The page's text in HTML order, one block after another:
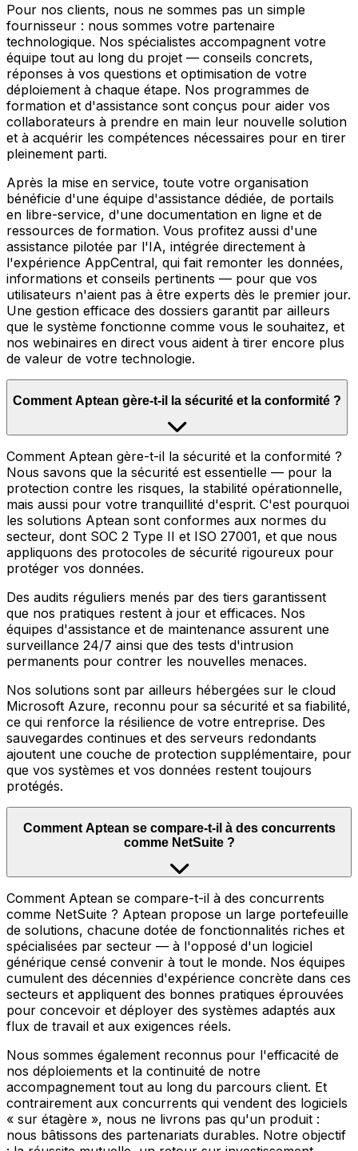
Pour nos clients, nous ne sommes pas un simple
fournisseur : nous sommes votre partenaire
technologique. Nos spécialistes accompagnent votre
équipe tout au long du projet — conseils concrets,
réponses à vos questions et optimisation de votre
déploiement à chaque étape. Nos programmes de
formation et d'assistance sont conçus pour aider vos
collaborateurs à prendre en main leur nouvelle solution
et à acquérir les compétences nécessaires pour en tirer
pleinement parti.
Après la mise en service, toute votre organisation
bénéficie d'une équipe d'assistance dédiée, de portails
en libre-service, d'une documentation en ligne et de
ressources de formation. Vous profitez aussi d'une
assistance pilotée par l'IA, intégrée directement à
l'expérience AppCentral, qui fait remonter les données,
informations et conseils pertinents — pour que vos
utilisateurs n'aient pas à être experts dès le premier jour.
Une gestion efficace des dossiers garantit par ailleurs
que le système fonctionne comme vous le souhaitez, et
nos webinaires en direct vous aident à tirer encore plus
de valeur de votre technologie.
Comment Aptean gère-t-il la sécurité et la conformité ?
Comment Aptean gère-t-il la sécurité et la conformité ?
Nous savons que la sécurité est essentielle — pour la
protection contre les risques, la stabilité opérationnelle,
mais aussi pour votre tranquillité d'esprit. C'est pourquoi
les solutions Aptean sont conformes aux normes du
secteur, dont SOC 2 Type II et ISO 27001, et que nous
appliquons des protocoles de sécurité rigoureux pour
protéger vos données.
Des audits réguliers menés par des tiers garantissent
que nos pratiques restent à jour et efficaces. Nos
équipes d'assistance et de maintenance assurent une
surveillance 24/7 ainsi que des tests d'intrusion
permanents pour contrer les nouvelles menaces.
Nos solutions sont par ailleurs hébergées sur le cloud
Microsoft Azure, reconnu pour sa sécurité et sa fiabilité,
ce qui renforce la résilience de votre entreprise. Des
sauvegardes continues et des serveurs redondants
ajoutent une couche de protection supplémentaire, pour
que vos systèmes et vos données restent toujours
protégés.
Comment Aptean se compare-t-il à des concurrents
comme NetSuite ?
Comment Aptean se compare-t-il à des concurrents
comme NetSuite ? Aptean propose un large portefeuille
de solutions, chacune dotée de fonctionnalités riches et
spécialisées par secteur — à l'opposé d'un logiciel
générique censé convenir à tout le monde. Nos équipes
cumulent des décennies d'expérience concrète dans ces
secteurs et appliquent des bonnes pratiques éprouvées
pour concevoir et déployer des systèmes adaptés aux
flux de travail et aux exigences réels.
Nous sommes également reconnus pour l'efficacité de
nos déploiements et la continuité de notre
accompagnement tout au long du parcours client. Et
contrairement aux concurrents qui vendent des logiciels
« sur étagère », nous ne livrons pas qu'un produit :
nous bâtissons des partenariats durables. Notre objectif